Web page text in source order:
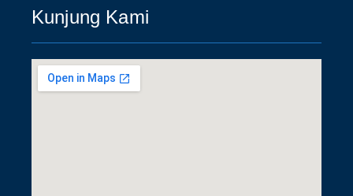
Kunjung Kami